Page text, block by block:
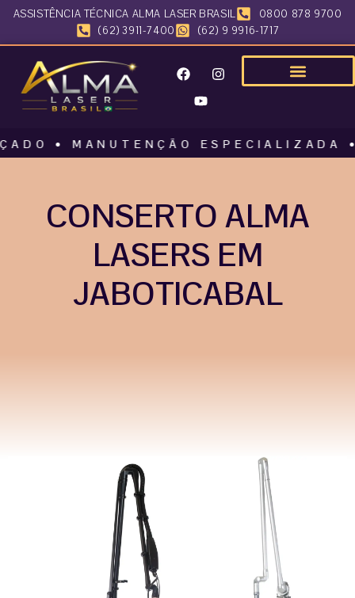
ASSISTÊNCIA TÉCNICA ALMA LASER BRASIL
0800 878 9700
(62) 3911-7400
(62) 9 9916-1717
• MANUTENÇÃO ESPECIALIZADA
CONSERTO ALMA
LASERS EM
JABOTICABAL